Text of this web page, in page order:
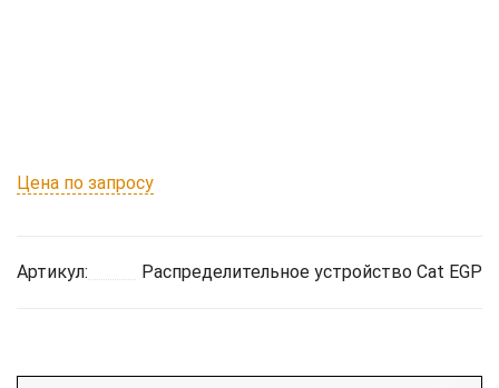
Цена по запросу
Артикул: Распределительное устройство Cat EGP